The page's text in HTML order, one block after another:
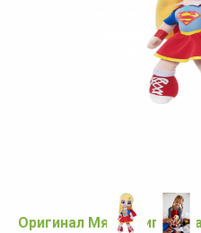
Оригинал Мягкая